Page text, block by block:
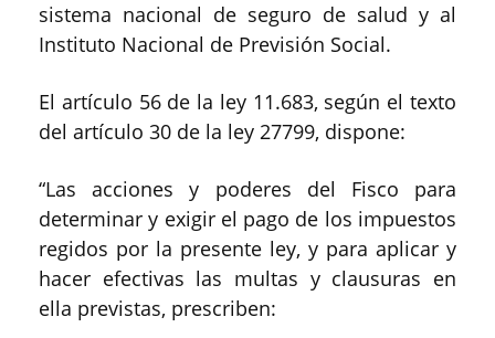
sistema nacional de seguro de salud y al
Instituto Nacional de Previsión Social.
El artículo 56 de la ley 11.683, según el texto
del artículo 30 de la ley 27799, dispone:
“Las acciones y poderes del Fisco para
determinar y exigir el pago de los impuestos
regidos por la presente ley, y para aplicar y
hacer efectivas las multas y clausuras en
ella previstas, prescriben: